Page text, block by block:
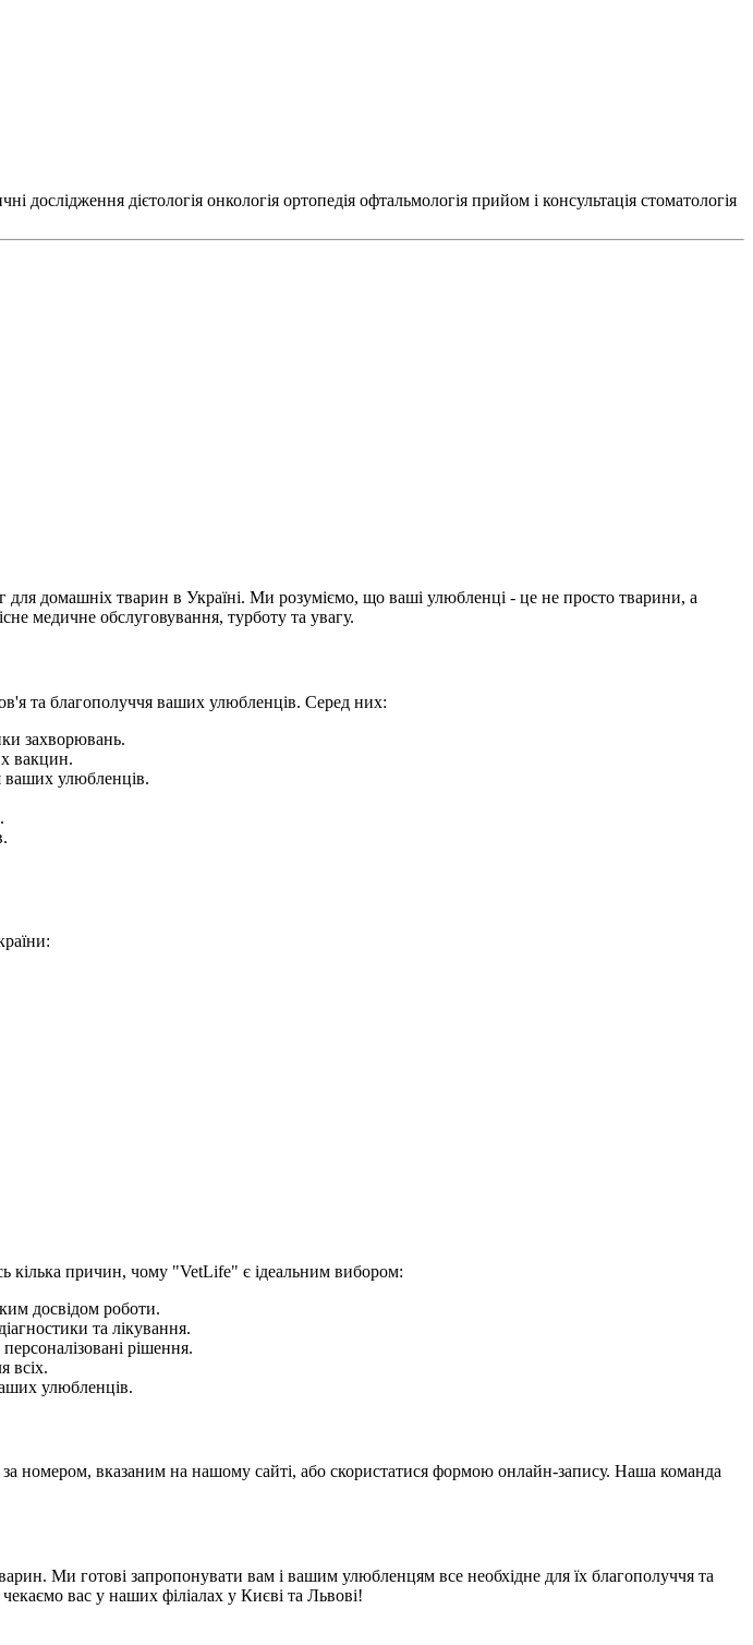
дослідження дієтологія онкологія ортопедія офтальмологія прийом і консультація стоматологія
домашніх тварин в Україні. Ми розуміємо, що ваші улюбленці - це не просто тварини, а
медичне обслуговування, турботу та увагу.
та благополуччя ваших улюбленців. Серед них:
захворювань.
вакцин.
ваших улюбленців.
кілька причин, чому "VetLife" є ідеальним вибором:
досвідом роботи.
та лікування.
рішення.
всіх.
улюбленців.
номером, вказаним на нашому сайті, або скористатися формою онлайн-запису. Наша команда
Ми готові запропонувати вам і вашим улюбленцям все необхідне для їх благополуччя та
вас у наших філіалах у Києві та Львові!